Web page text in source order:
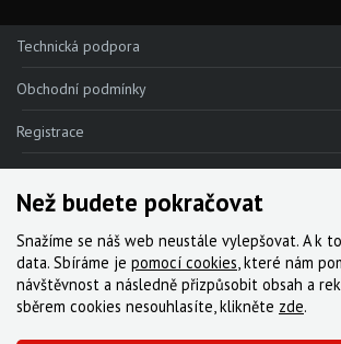
Technická podpora
Obchodní podmínky
Registrace
Reklamace
Kde nakoupit
Kontakt
Servis
Než budete pokračovat
Snažíme se náš web neustále vylepšovat. A k
data. Sbíráme je pomocí cookies, které nám
návštěvnost a následně přizpůsobit obsah a
sběrem cookies nesouhlasíte, klikněte zde.